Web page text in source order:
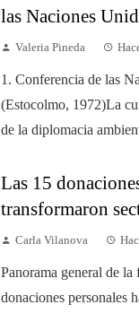
las Naciones
Valeria Pineda
1. Conferencia de las
(Estocolmo, 1972)La
de la diplomacia
Las 15
transformaron
Carla Vilanova
Panorama general de
donaciones personales